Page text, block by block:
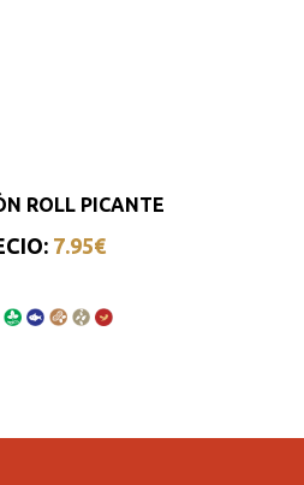
ROLL PICANTE
7.95€